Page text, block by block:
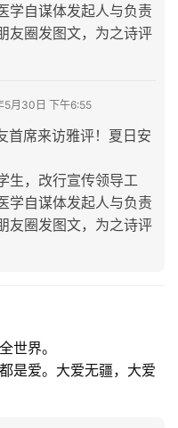
学自谋体发起人与负责
友圈发图文，为之诗评
5月30日 下午6:55
首席来访雅评！夏日安
生，改行宣传领导工
学自谋体发起人与负责
友圈发图文，为之诗评
世界。
是爱。大爱无疆，大爱